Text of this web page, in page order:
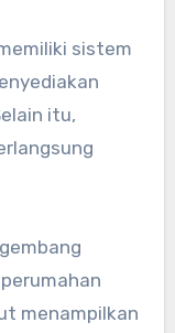
sistem
itu,
menampilkan